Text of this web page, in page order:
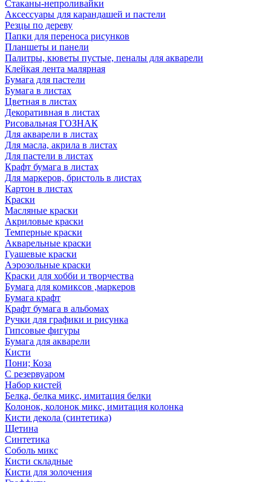
Стаканы-непроливайки
Аксессуары для карандашей и пастели
Резцы по дереву
Папки для переноса рисунков
Планшеты и панели
Палитры, кюветы пустые, пеналы для акварели
Клейкая лента малярная
Бумага для пастели
Бумага в листах
Цветная в листах
Декоративная в листах
Рисовальная ГОЗНАК
Для акварели в листах
Для масла, акрила в листах
Для пастели в листах
Крафт бумага в листах
Для маркеров, бристоль в листах
Картон в листах
Краски
Масляные краски
Акриловые краски
Темперные краски
Акварельные краски
Гуашевые краски
Аэрозольные краски
Краски для хобби и творчества
Бумага для комиксов ,маркеров
Бумага крафт
Крафт бумага в альбомах
Ручки для графики и рисунка
Гипсовые фигуры
Бумага для акварели
Кисти
Пони; Коза
С резервуаром
Набор кистей
Белка, белка микс, имитация белки
Колонок, колонок микс, имитация колонка
Кисти декола (синтетика)
Щетина
Синтетика
Соболь микс
Кисти складные
Кисти для золочения